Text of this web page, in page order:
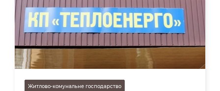
Житлово-комунальне господарство